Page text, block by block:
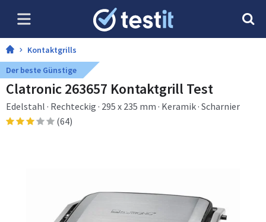
Kontaktgrills
Der beste Günstige
Clatronic 263657 Kontaktgrill Test
Edelstahl · Rechteckig · 295 x 235 mm · Keramik · Scharnier
(64)